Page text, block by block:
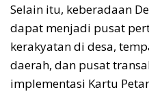
Selain itu, keberadaan
dapat menjadi pusat
kerakyatan di desa,
daerah, dan pusat
implementasi Kartu